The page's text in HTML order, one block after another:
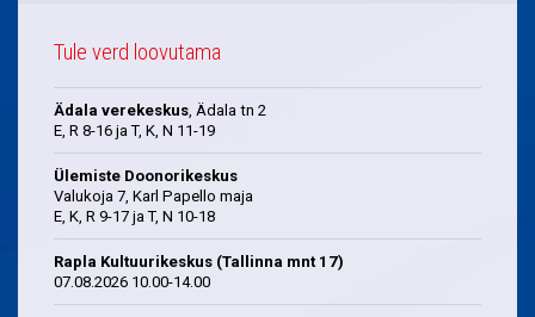
Tule verd loovutama
Ädala verekeskus, Ädala tn 2
E, R 8-16 ja T, K, N 11-19
Ülemiste Doonorikeskus
Valukoja 7, Karl Papello maja
E, K, R 9-17 ja T, N 10-18
Rapla Kultuurikeskus (Tallinna mnt 17)
07.08.2026 10.00-14.00